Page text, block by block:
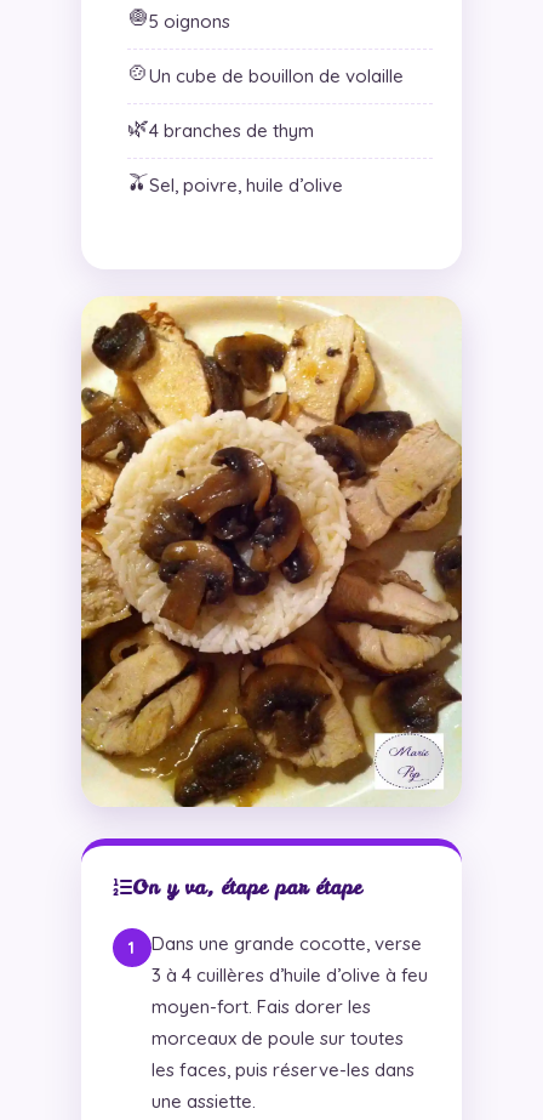
🧅5 oignons
🍲Un cube de bouillon de volaille
🌿4 branches de thym
🫒Sel, poivre, huile d’olive
On y va, étape par étape
Dans une grande cocotte, verse
3 à 4 cuillères d’huile d’olive à feu
moyen-fort. Fais dorer les
morceaux de poule sur toutes
les faces, puis réserve-les dans
une assiette.